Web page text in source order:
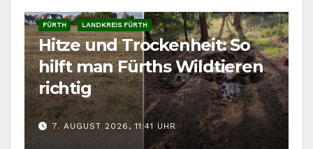
FÜRTH LANDKREIS FÜRTH
Hitze und Trockenheit: So
hilft man Fürths Wildtieren
richtig
7. AUGUST 2026, 11:41 UHR